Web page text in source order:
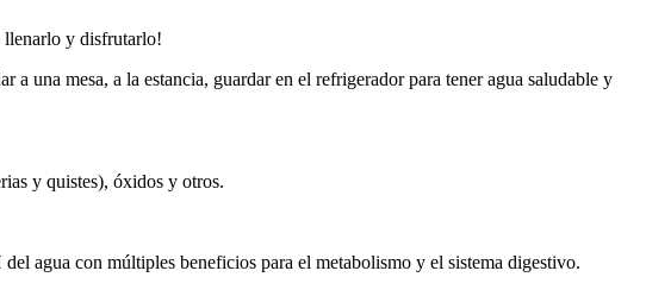
y disfrutarlo!
mesa, a la estancia, guardar en el refrigerador para tener agua saludable y
y quistes), óxidos y otros.
agua con múltiples beneficios para el metabolismo y el sistema digestivo.